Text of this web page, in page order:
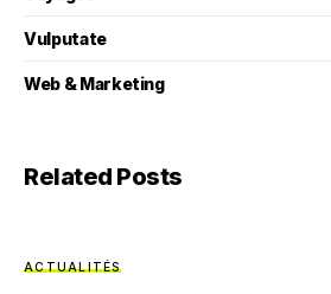
Vulputate
Web & Marketing
Related Posts
ACTUALITÉS